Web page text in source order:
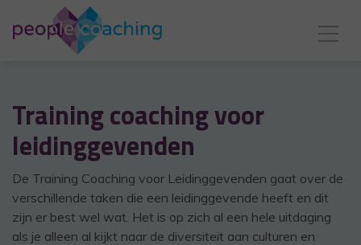
Training coaching voor
leidinggevenden
De Training Coaching voor Leidinggevenden gaat over de
verschillende taken die een leidinggevende heeft en dit
zijn er best wel wat. Het is op zich al een hele uitdaging
als je alleen al kijkt naar de diversiteit aan culturen en